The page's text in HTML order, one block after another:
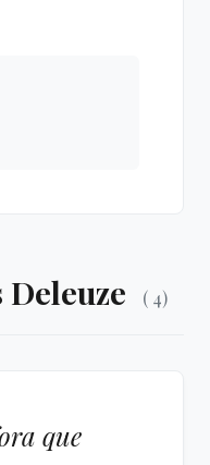
Deleuze ( 4)
que